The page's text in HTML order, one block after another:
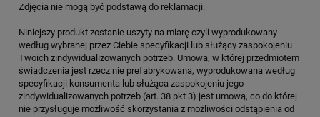
Zdjęcia nie mogą być podstawą do reklamacji.
Niniejszy produkt zostanie uszyty na miarę czyli wyprodukowany
według wybranej przez Ciebie specyfikacji lub służący zaspokojeniu
Twoich zindywidualizowanych potrzeb. Umowa, w której przedmiotem
świadczenia jest rzecz nie prefabrykowana, wyprodukowana według
specyfikacji konsumenta lub służąca zaspokojeniu jego
zindywidualizowanych potrzeb (art. 38 pkt 3) jest umową, co do której
nie przysługuje możliwość skorzystania z możliwości odstąpienia od